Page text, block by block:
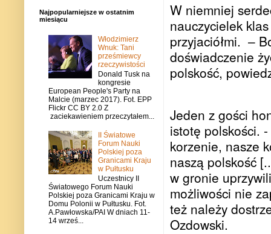
W niemniej
nauczycielek
przyjaciółmi. –
doświadczenie
polskość,
Jeden z gości
istotę polskości.
korzenie, nasze
naszą polskość
w gronie
możliwości nie
też należy
Ozdowski.
Najpopularniejsze w ostatnim
miesiącu
Włodzimierz
Wnuk: Tani
prześmiewcy
rzeczywistości
Donald Tusk na
kongresie
European People's Party na
Malcie (marzec 2017). Fot. EPP
Flickr CC BY 2.0 Z
zaciekawieniem przeczytałem...
II Światowe
Forum Nauki
Polskiej poza
Granicami Kraju
w Pułtusku
Uczestnicy II
Światowego Forum Nauki
Polskiej poza Granicami Kraju w
Domu Polonii w Pułtusku. Fot.
A.Pawłowska/PAI W dniach 11-
14 wrześ...